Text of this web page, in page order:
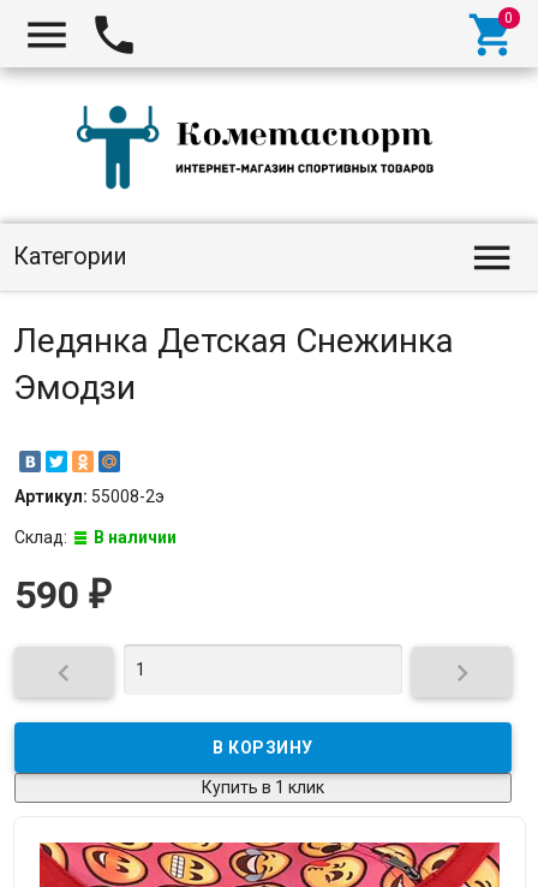
  
Категории 
Ледянка Детская Снежинка
Эмодзи
Артикул: 55008-2э
Склад: В наличии
590 ₽
 
Купить в 1 клик